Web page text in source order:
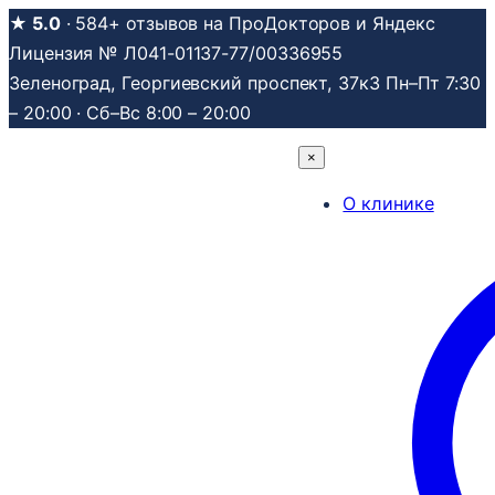
Перейти
к
содержимому
★ 5.0· 584+ отзывов на ПроДокторов и Яндекс
Лицензия № Л041-01137-77/00336955
Зеленоград, Георгиевский проспект, 37к3 Пн–Пт 7:30
– 20:00 · Сб–Вс 8:00 – 20:00
×
О клинике